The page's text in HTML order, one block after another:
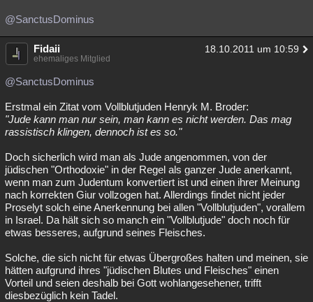
Astronomie Helpdesk Gruppen Gaming Filme
Musik Clash
Übersichten
Besucht Teilgenommen Alle Neue Geschlossen
Lesenswert Schlüsselwörter
@SanctusDominus
Fidaii 18.10.2011 um 10:59
ehemaliges Mitglied
@SanctusDominus
Erstmal ein Zitat vom Vollblutjuden Henryk M. Broder:
"Jude kann man nur sein, man kann es nicht werden. Das mag
rassistisch klingen, dennoch ist es so."
Doch sicherlich wird man als Jude angenommen, von der
jüdischen "Orthodoxie" in der Regel als ganzer Jude anerkannt,
wenn man zum Judentum konvertiert ist und einen ihrer Meinung
nach korrekten Giur vollzogen hat. Allerdings findet nicht jeder
Proselyt solch eine Anerkennung bei allen "Vollblutjuden", vorallem
in Israel. Da hält sich so manch ein "Vollblutjude" doch noch für
etwas besseres, aufgrund seines Fleisches.
Solche, die sich nicht für etwas Übergroßes halten und meinen, sie
hätten aufgrund ihres "jüdischen Blutes und Fleisches" einen
Vorteil und seien deshalb bei Gott wohlangesehener, trifft
diesbezüglich kein Tadel.